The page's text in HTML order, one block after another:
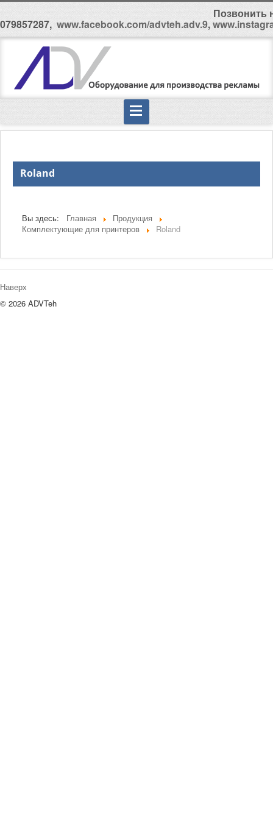
Позвонить
079857287, www.facebook.com/advteh.adv.9,
Roland
Вы здесь: Главная
Продукция
Комплектующие для принтеров
Roland
Наверх
© 2026 ADVTeh